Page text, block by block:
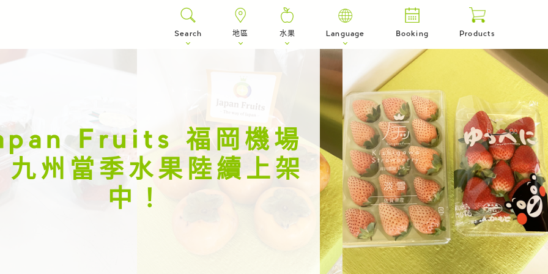
Search 地區 水果 Language Booking Products
Fruits 福岡機場
九州當季水果陸續上架
中！